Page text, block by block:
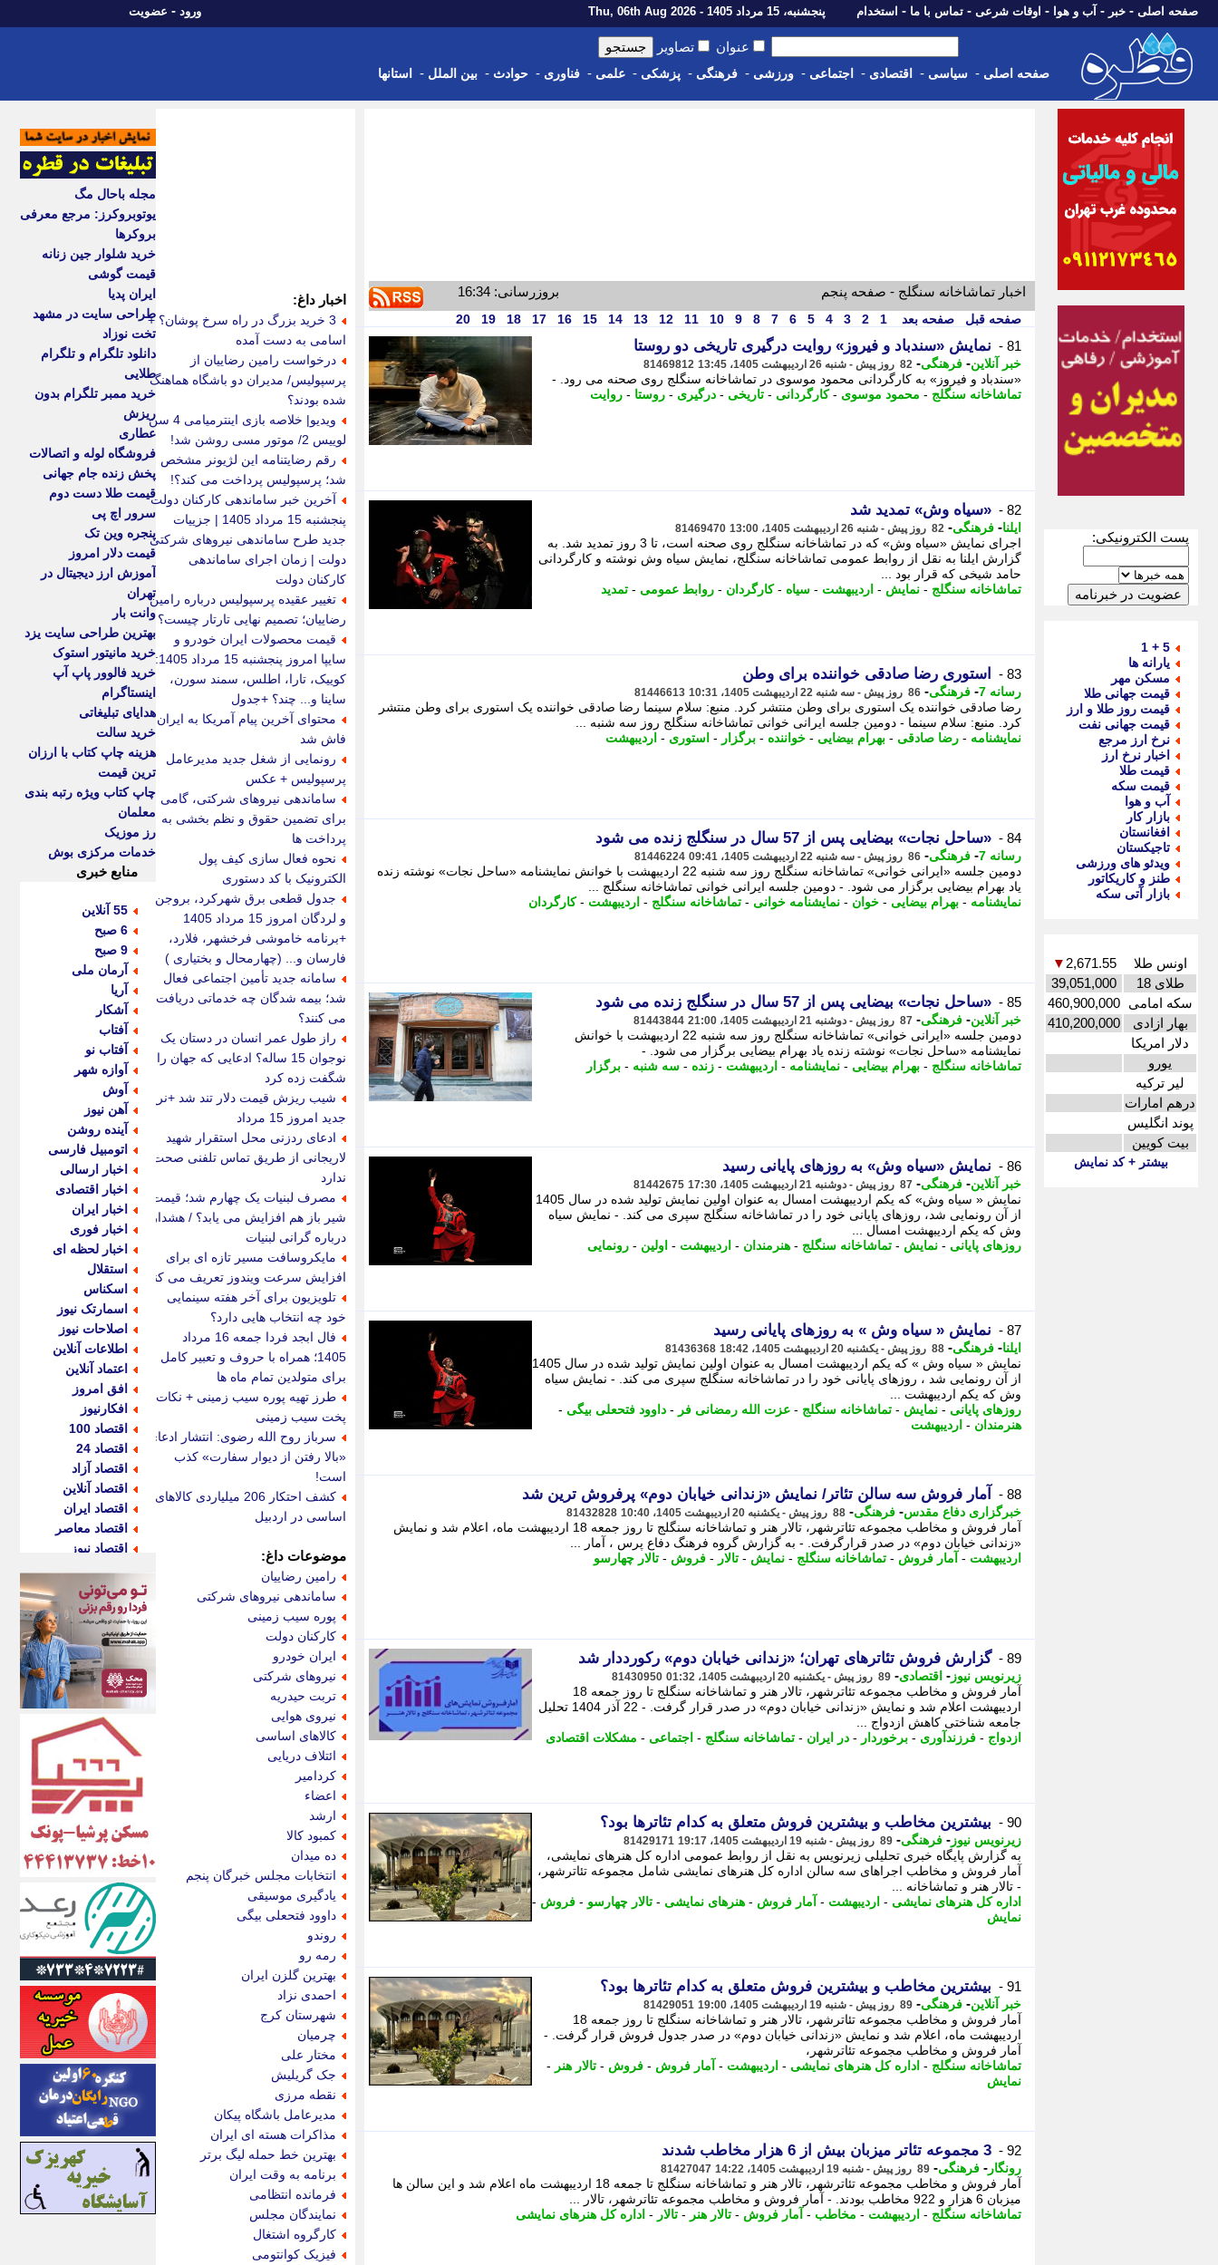
صفحه اصلی - خبر - آب و هوا - اوقات شرعی - تماس با ما - استخدام پنجشنبه، 15 مرداد 1405 - Thu, 06th Aug 2026 ورود - عضویت
عنوان تصاویر
صفحه اصلی - سیاسی - اقتصادی - اجتماعی - ورزشی - فرهنگی - پزشکی - علمی - فناوری - حوادث - بین الملل - استانها
پست الکترونیکی:
5 + 1
یارانه ها
مسکن مهر
قیمت جهانی طلا
قیمت روز طلا و ارز
قیمت جهانی نفت
نرخ ارز مرجع
اخبار نرخ ارز
قیمت طلا
قیمت سکه
آب و هوا
بازار کار
افغانستان
تاجیکستان
ویدئو های ورزشی
طنز و کاریکاتور
بازار آتی سکه
اونس طلا 2,671.55
▼
طلای 18
39,051,000
سکه امامی 460,900,000
بهار ازادی
410,200,000
دلار امریکا
یورو
لیر ترکیه
درهم امارات
پوند انگلیس
بیت کویین
بیشتر + کد نمایش
اخبار تماشاخانه سنگلج - صفحه پنجم بروزرسانی: 16:34
صفحه قبل صفحه بعد 1
2
3
4
5
6
7
8
9
10
11
12
13
14
15
16
17
18
19
20
81 - نمایش «سندباد و فیروز» روایت درگیری تاریخی دو روستا
خبر آنلاین- فرهنگی- 82 روز پیش - شنبه 26 اردیبهشت 1405، 13:45 81469812
«سندباد و فیروز» به کارگردانی محمود موسوی در تماشاخانه سنگلج روی صحنه می رود. -
تماشاخانه سنگلج - محمود موسوی -کارگردانی - تاریخی - درگیری - روستا - روایت
82 - «سیاه وش» تمدید شد
ایلنا- فرهنگی- 82 روز پیش - شنبه 26 اردیبهشت 1405، 13:00 81469470
اجرای نمایش «سیاه وش» که در تماشاخانه سنگلج روی صحنه است، تا 3 روز تمدید شد. به
گزارش ایلنا به نقل از روابط عمومی تماشاخانه سنگلج، نمایش سیاه وش نوشته و کارگردانی
حامد شیخی که قرار بود ...
تماشاخانه سنگلج - نمایش - اردیبهشت - سیاه -کارگردان - روابط عمومی - تمدید
83 - استوری رضا صادقی خواننده برای وطن
رسانه 7 - فرهنگی- 86 روز پیش - سه شنبه 22 اردیبهشت 1405، 10:31 81446613
رضا صادقی خواننده یک استوری برای وطن منتشر کرد. منبع: سلام سینما رضا صادقی خواننده یک استوری برای وطن منتشر
کرد. منبع: سلام سینما - دومین جلسه ایرانی خوانی تماشاخانه سنگلج روز سه شنبه ...
نمایشنامه - رضا صادقی - بهرام بیضایی - خواننده - برگزار - استوری - اردیبهشت
84 - «ساحل نجات» بیضایی پس از 57 سال در سنگلج زنده می شود
رسانه 7 - فرهنگی- 86 روز پیش - سه شنبه 22 اردیبهشت 1405، 09:41 81446224
دومین جلسه «ایرانی خوانی» تماشاخانه سنگلج روز سه شنبه 22 اردیبهشت با خوانش نمایشنامه «ساحل نجات» نوشته زنده
یاد بهرام بیضایی برگزار می شود. - دومین جلسه ایرانی خوانی تماشاخانه سنگلج ...
نمایشنامه - بهرام بیضایی - خوان - نمایشنامه خوانی - تماشاخانه سنگلج - اردیبهشت -کارگردان
85 - «ساحل نجات» بیضایی پس از 57 سال در سنگلج زنده می شود
خبر آنلاین- فرهنگی- 87 روز پیش - دوشنبه 21 اردیبهشت 1405، 21:00 81443844
دومین جلسه «ایرانی خوانی» تماشاخانه سنگلج روز سه شنبه 22 اردیبهشت با خوانش
نمایشنامه «ساحل نجات» نوشته زنده یاد بهرام بیضایی برگزار می شود. -
تماشاخانه سنگلج - بهرام بیضایی - نمایشنامه - اردیبهشت - زنده - سه شنبه - برگزار
86 - نمایش «سیاه وش» به روزهای پایانی رسید
خبر آنلاین- فرهنگی- 87 روز پیش - دوشنبه 21 اردیبهشت 1405، 17:30 81442675
نمایش « سیاه وش» که یکم اردیبهشت امسال به عنوان اولین نمایش تولید شده در سال 1405
از آن رونمایی شد، روزهای پایانی خود را در تماشاخانه سنگلج سپری می کند. - نمایش سیاه
وش که یکم اردیبهشت امسال ...
روزهای پایانی - نمایش - تماشاخانه سنگلج - هنرمندان - اردیبهشت - اولین - رونمایی
87 - نمایش « سیاه وش » به روزهای پایانی رسید
ایلنا- فرهنگی- 88 روز پیش - یکشنبه 20 اردیبهشت 1405، 18:42 81436368
نمایش « سیاه وش » که یکم اردیبهشت امسال به عنوان اولین نمایش تولید شده در سال 1405
از آن رونمایی شد ، روزهای پایانی خود را در تماشاخانه سنگلج سپری می کند. - نمایش سیاه
وش که یکم اردیبهشت ...
روزهای پایانی - نمایش - تماشاخانه سنگلج - عزت الله رمضانی فر - داوود فتحعلی بیگی -
هنرمندان - اردیبهشت
88 - آمار فروش سه سالن تئاتر/ نمایش «زندانی خیابان دوم» پرفروش ترین شد
خبرگزاری دفاع مقدس- فرهنگی- 88 روز پیش - یکشنبه 20 اردیبهشت 1405، 10:40 81432828
آمار فروش و مخاطب مجموعه تئاترشهر، تالار هنر و تماشاخانه سنگلج تا روز جمعه 18 اردیبهشت ماه، اعلام شد و نمایش
«زندانی خیابان دوم» در صدر قرارگرفت. - به گزارش گروه فرهنگ دفاع پرس ، آمار ...
اردیبهشت - آمار فروش - تماشاخانه سنگلج - نمایش - تالار - فروش - تالار چهارسو
89 - گزارش فروش تئاترهای تهران؛ «زندانی خیابان دوم» رکورددار شد
زیرنویس نیوز - اقتصادی- 89 روز پیش - یکشنبه 20 اردیبهشت 1405، 01:32 81430950
آمار فروش و مخاطب مجموعه تئاترشهر، تالار هنر و تماشاخانه سنگلج تا روز جمعه 18
اردیبهشت اعلام شد و نمایش «زندانی خیابان دوم» در صدر قرار گرفت. - 22 آذر 1404 تحلیل
جامعه شناختی کاهش ازدواج ...
ازدواج - فرزندآوری - برخوردار - در ایران - تماشاخانه سنگلج - اجتماعی - مشکلات اقتصادی
90 - بیشترین مخاطب و بیشترین فروش متعلق به کدام تئاترها بود؟
زیرنویس نیوز - فرهنگی- 89 روز پیش - شنبه 19 اردیبهشت 1405، 19:17 81429171
به گزارش پایگاه خبری تحلیلی زیرنویس به نقل از روابط عمومی اداره کل هنرهای نمایشی،
آمار فروش و مخاطب اجراهای سه سالن اداره کل هنرهای نمایشی شامل مجموعه تئاترشهر،
- تالار هنر و تماشاخانه ...
اداره کل هنرهای نمایشی - اردیبهشت - آمار فروش - هنرهای نمایشی - تالار چهارسو - فروش -
نمایش
91 - بیشترین مخاطب و بیشترین فروش متعلق به کدام تئاترها بود؟
خبر آنلاین- فرهنگی- 89 روز پیش - شنبه 19 اردیبهشت 1405، 19:00 81429051
آمار فروش و مخاطب مجموعه تئاترشهر، تالار هنر و تماشاخانه سنگلج تا روز جمعه 18
اردیبهشت ماه، اعلام شد و نمایش «زندانی خیابان دوم» در صدر جدول فروش قرار گرفت. -
آمار فروش و مخاطب مجموعه تئاترشهر،
تماشاخانه سنگلج - اداره کل هنرهای نمایشی - اردیبهشت - آمار فروش - فروش - تالار هنر -
نمایش
92 - 3 مجموعه تئاتر میزبان بیش از 6 هزار مخاطب شدند
رونگار - فرهنگی- 89 روز پیش - شنبه 19 اردیبهشت 1405، 14:22 81427047
آمار فروش و مخاطب مجموعه تئاترشهر، تالار هنر و تماشاخانه سنگلج تا جمعه 18 اردیبهشت ماه اعلام شد و این سالن ها
میزبان 6 هزار و 922 مخاطب بودند. - آمار فروش و مخاطب مجموعه تئاترشهر، تالار ...
تماشاخانه سنگلج - اردیبهشت - مخاطب - آمار فروش - تالار هنر - تالار - اداره کل هنرهای نمایشی
اخبار داغ:
3 خرید بزرگ در راه سرخ پوشان؟ +
اسامی به دست آمده
درخواست رامین رضاییان از
پرسپولیس/ مدیران دو باشگاه هماهنگ
شده بودند؟
ویدیو| خلاصه بازی اینترمیامی 4 سن
لوییس 2/ موتور مسی روشن شد!
رقم رضایتنامه این لژیونر مشخص
شد؛ پرسپولیس پرداخت می کند؟!
آخرین خبر ساماندهی کارکنان دولت
پنجشنبه 15 مرداد 1405 | جزییات
جدید طرح ساماندهی نیروهای شرکتی
دولت | زمان اجرای ساماندهی
کارکنان دولت
تغییر عقیده پرسپولیس درباره رامین
رضاییان؛ تصمیم نهایی تارتار چیست؟
قیمت محصولات ایران خودرو و
سایپا امروز پنجشنبه 15 مرداد 1405:
کوییک، تارا، اطلس، سمند سورن،
ساینا و... چند؟ +جدول
محتوای آخرین پیام آمریکا به ایران
فاش شد
رونمایی از شغل جدید مدیرعامل
پرسپولیس + عکس
ساماندهی نیروهای شرکتی، گامی
برای تضمین حقوق و نظم بخشی به
پرداخت ها
نحوه فعال سازی کیف پول
الکترونیک با کد دستوری
جدول قطعی برق شهرکرد، بروجن
و لردگان امروز 15 مرداد 1405
+برنامه خاموشی فرخشهر، فلارد،
فارسان و... (چهارمحال و بختیاری )
سامانه جدید تأمین اجتماعی فعال
شد؛ بیمه شدگان چه خدماتی دریافت
می کنند؟
راز طول عمر انسان در دستان یک
نوجوان 15 ساله؟ ادعایی که جهان را
شگفت زده کرد
شیب ریزش قیمت دلار تند شد +نرخ
جدید امروز 15 مرداد
ادعای ردزنی محل استقرار شهید
لاریجانی از طریق تماس تلفنی صحت
ندارد
مصرف لبنیات یک چهارم شد؛ قیمت
شیر باز هم افزایش می یابد؟ / هشدار
درباره گرانی لبنیات
مایکروسافت مسیر تازه ای برای
افزایش سرعت ویندوز تعریف می کند
تلویزیون برای آخر هفته سینمایی
خود چه انتخاب هایی دارد؟
فال ابجد فردا جمعه 16 مرداد
1405؛ همراه با حروف و تعبیر کامل
برای متولدین تمام ماه ها
طرز تهیه پوره سیب زمینی + نکات
پخت سیب زمینی
سرباز روح الله رضوی: انتشار ادعای
«بالا رفتن از دیوار سفارت» کذب
است!
کشف احتکار 206 میلیاردی کالاهای
اساسی در اردبیل
موضوعات داغ:
رامین رضاییان
ساماندهی نیروهای شرکتی
پوره سیب زمینی
کارکنان دولت
ایران خودرو
نیروهای شرکتی
تربت حیدریه
نیروی هوایی
کالاهای اساسی
ائتلاف دریایی
کردامیر
اعضاء
ارشد
کمبود کالا
ده میدان
انتخابات مجلس خبرگان پنجم
یادگیری موسیقی
داوود فتحعلی بیگی
روندو
رمه رو
بهترین گلزن ایران
احمدی نزاد
شهرستان کرج
چرمیان
مختار علی
جک گریلیش
نقطه مرزی
مدیرعامل باشگاه پیکان
مذاکرات هسته ای ایران
بهترین خط حمله لیگ برتر
برنامه به وقت ایران
فرمانده انتظامی
نمایندگان مجلس
کارگروه اشتغال
فیزیک کوانتومی
مجله باحال مگ
یوتوبروکرز: مرجع معرفی
بروکرها
خرید شلوار جین زنانه
قیمت گوشی
ایران پدیا
طراحی سایت در مشهد
تخت نوزاد
دانلود تلگرام و تلگرام
طلایی
خرید ممبر تلگرام بدون
ریزش
عطاری
فروشگاه لوله و اتصالات
پخش زنده جام جهانی
قیمت طلا دست دوم
سرور اچ پی
پنجره وین تک
قیمت دلار امروز
آموزش ارز دیجیتال در
تهران
وانت بار
بهترین طراحی سایت یزد
خرید مانیتور استوک
خرید فالوور پاپ آپ
اینستاگرام
هدایای تبلیغاتی
خرید سالت
هزینه چاپ کتاب با ارزان
ترین قیمت
چاپ کتاب ویژه رتبه بندی
معلمان
رز موزیک
خدمات مرکزی بوش
منابع خبری
55 آنلاین
6 صبح
9 صبح
آرمان ملی
آریا
آشکار
آفتاب
آفتاب نو
آوازه شهر
آوش
آهن نیوز
آینده روشن
اتومبیل فارسی
اخبار ارسالی
اخبار اقتصادی
اخبار ایران
اخبار فوری
اخبار لحظه ای
استقلال
اسکناس
اسمارتک نیوز
اصلاحات نیوز
اطلاعات آنلاین
اعتماد آنلاین
افق امروز
افکارنیوز
اقتصاد 100
اقتصاد 24
اقتصاد آزاد
اقتصاد آنلاین
اقتصاد ایران
اقتصاد معاصر
اقتصاد نیوز
اکوفارس
اکونگار
اکونیوز
الف
انتشار آنلاین
اندیشه قرن
اندیشه معاصر
اندیشه ها
انرژی پرس
ای استخدام
ایتنا
ایراف
ایران آرت
ایران آنلاین
ایران زندگی
ایران فوری
ایرانی روز
ایرانیتال
ایرنا
ایسکانیوز
ایسنا
ایکنا
ایلنا
اینتیتر
ایونا نیوز
بازتاب آنلاین
باشگاه خبرنگاران
باغستان نیوز
بامبوک
ببین و بخون
بدینسان
بنکر